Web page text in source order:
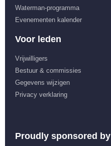
Waterman-programma
Evenementen kalender
Voor leden
Vrijwilligers
Bestuur & commissies
Gegevens wijzigen
Privacy verklaring
Proudly sponsored by